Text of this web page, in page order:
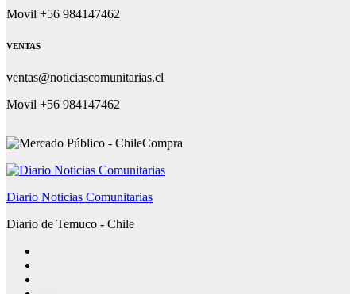
Movil +56 984147462
VENTAS
ventas@noticiascomunitarias.cl
Movil +56 984147462
Diario Noticias Comunitarias
Diario de Temuco - Chile